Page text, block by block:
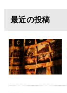
最近の投稿